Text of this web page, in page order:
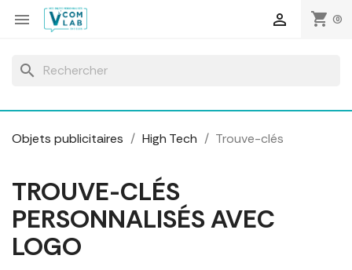
 shopping_cart (0)

search
Objets publicitaires High Tech Trouve-clés
TROUVE-CLÉS
PERSONNALISÉS AVEC
LOGO
Panneau de gestion des cookies